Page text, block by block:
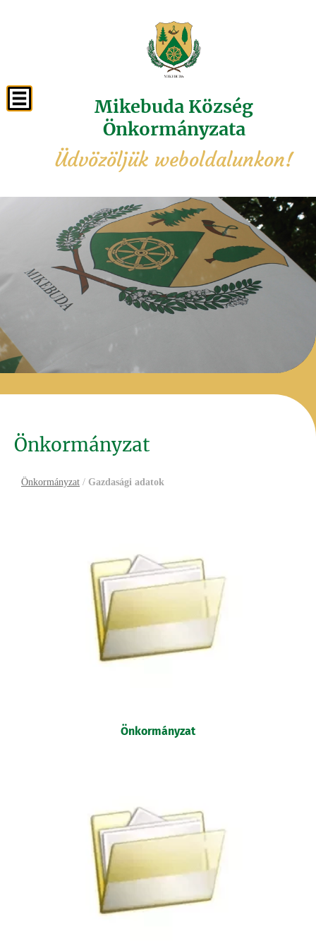
Mikebuda Község
Önkormányzata
Üdvözöljük weboldalunkon!
Önkormányzat
Önkormányzat / Gazdasági adatok
Önkormányzat